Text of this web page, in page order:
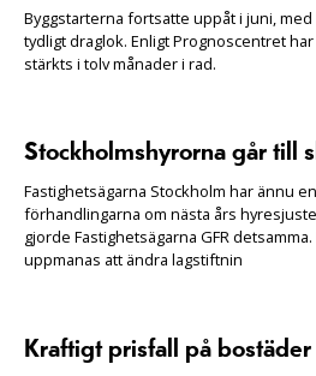
Byggstarterna fortsatte uppåt i juni,
tydligt draglok. Enligt Prognoscentret
stärkts i tolv månader i rad.
Stockholmshyrorna går till
Fastighetsägarna Stockholm har ännu
förhandlingarna om nästa års
gjorde Fastighetsägarna GFR
uppmanas att ändra lagstiftnin
Kraftigt prisfall på